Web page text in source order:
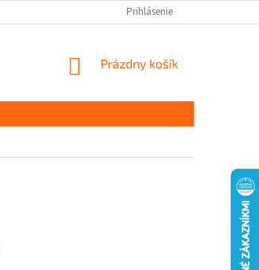
Prihlásenie
NÁKUPNÝ
Prázdny košík